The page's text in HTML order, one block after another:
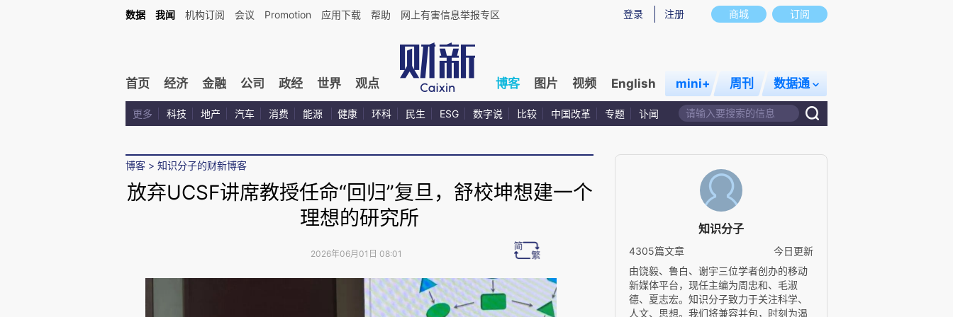
商城 订阅
登录 注册
数据 我闻 机构订阅 会议 Promotion 应用下载 帮助 网上有害信息举报专区
首页 经济 金融 公司 政经 世界 观点 博客 图片 视频 English mini+ 周刊 数据通
更多 科技 地产 汽车 消费 能源 健康 环科 民生 ESG 数字说 比较 中国改革 专题 讣闻
博客 > 知识分子的财新博客
放弃UCSF讲席教授任命“回归”复旦，舒校坤想建一个
理想的研究所
2026年06月01日 08:01
知识分子
4305篇文章
今日更新
由饶毅、鲁白、谢宇三位学者创办的移动
新媒体平台，现任主编为周忠和、毛淑
德、夏志宏。知识分子致力于关注科学、
人文、思想。我们将兼容并包，时刻为渴